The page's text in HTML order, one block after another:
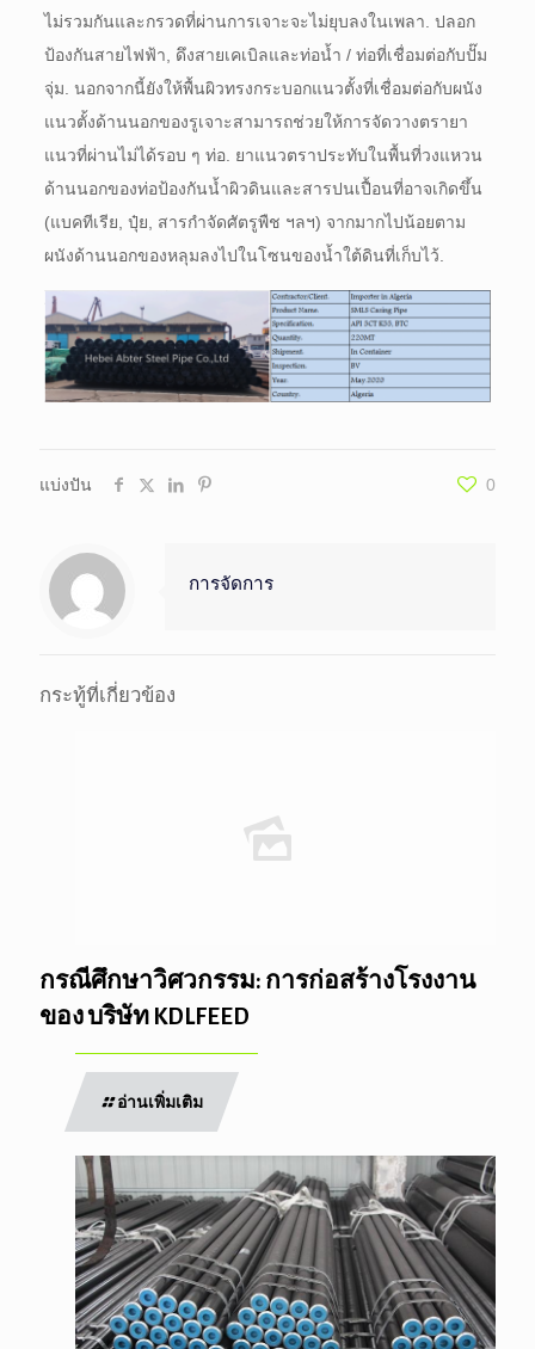
ไม่รวมกันและกรวดที่ผ่านการเจาะจะไม่ยุบลงในเพลา. ปลอก
ป้องกันสายไฟฟ้า, ดึงสายเคเบิลและท่อน้ำ / ท่อที่เชื่อมต่อกับปั๊ม
จุ่ม. นอกจากนี้ยังให้พื้นผิวทรงกระบอกแนวตั้งที่เชื่อมต่อกับผนัง
แนวตั้งด้านนอกของรูเจาะสามารถช่วยให้การจัดวางตรายา
แนวที่ผ่านไม่ได้รอบ ๆ ท่อ. ยาแนวตราประทับในพื้นที่วงแหวน
ด้านนอกของท่อป้องกันน้ำผิวดินและสารปนเปื้อนที่อาจเกิดขึ้น
(แบคทีเรีย, ปุ๋ย, สารกำจัดศัตรูพืช ฯลฯ) จากมากไปน้อยตาม
ผนังด้านนอกของหลุมลงไปในโซนของน้ำใต้ดินที่เก็บไว้.
แบ่งปัน 0
การจัดการ
กระทู้ที่เกี่ยวข้อง
กรณีศึกษาวิศวกรรม: การก่อสร้างโรงงาน
ของ บริษัท KDLFEED
อ่านเพิ่มเติม